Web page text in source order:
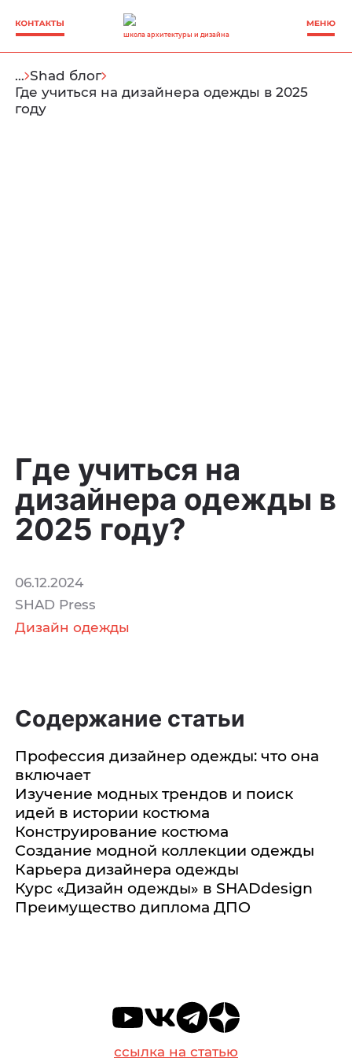
школа архитектуры и дизайна
… Shad блог
Где учиться на дизайнера одежды в 2025
году
Где учиться на
дизайнера одежды в
2025 году?
06.12.2024
SHAD Press
Дизайн одежды
Содержание статьи
Профессия дизайнер одежды: что она
включает
Изучение модных трендов и поиск
идей в истории костюма
Конструирование костюма
Создание модной коллекции одежды
Карьера дизайнера одежды
Курс «Дизайн одежды» в SHADdesign
Преимущество диплома ДПО
ссылка на статью